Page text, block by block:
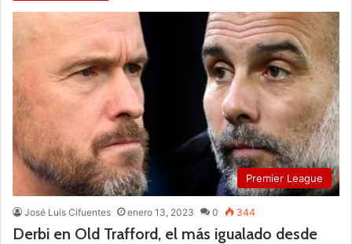
Premier League
José Luis Cifuentes enero 13, 2023 0 344
Derbi en Old Trafford, el más igualado desde